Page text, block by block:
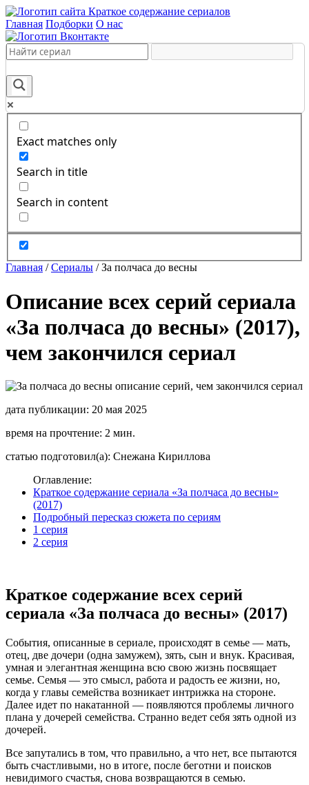
Краткое содержание сериалов
Главная Подборки О нас
Exact matches only
Search in title
Search in content
Главная /Сериалы /За полчаса до весны
Описание всех серий сериала
«За полчаса до весны» (2017),
чем закончился сериал
дата публикации: 20 мая 2025
время на прочтение: 2 мин.
статью подготовил(а): Снежана Кириллова
Оглавление:
Краткое содержание сериала «За полчаса до весны»
(2017)
Подробный пересказ сюжета по сериям
1 серия
2 серия
Краткое содержание всех серий
сериала «За полчаса до весны» (2017)
События, описанные в сериале, происходят в семье — мать,
отец, две дочери (одна замужем), зять, сын и внук. Красивая,
умная и элегантная женщина всю свою жизнь посвящает
семье. Семья — это смысл, работа и радость ее жизни, но,
когда у главы семейства возникает интрижка на стороне.
Далее идет по накатанной — появляются проблемы личного
плана у дочерей семейства. Странно ведет себя зять одной из
дочерей.
Все запутались в том, что правильно, а что нет, все пытаются
быть счастливыми, но в итоге, после беготни и поисков
невидимого счастья, снова возвращаются в семью.